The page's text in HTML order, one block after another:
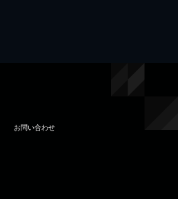
お問い合わせ